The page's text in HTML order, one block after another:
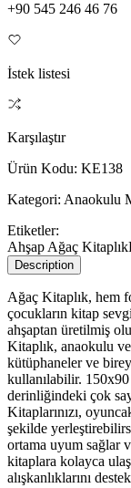
+90 545 246 46 76
İstek listesi
Karşılaştır
Ürün Kodu: KE138
Kategori: Anaokulu
Etiketler:
Ahşap Ağaç Kitaplık
Description
Ağaç Kitaplık, hem
çocukların kitap
ahşaptan üretilmiş
Kitaplık, anaokulu
kütüphaneler ve
kullanılabilir. 150x90
derinliğindeki çok
Kitaplarınızı,
şekilde
ortama uyum sağlar
kitaplara kolayca
alışkanlıklarını